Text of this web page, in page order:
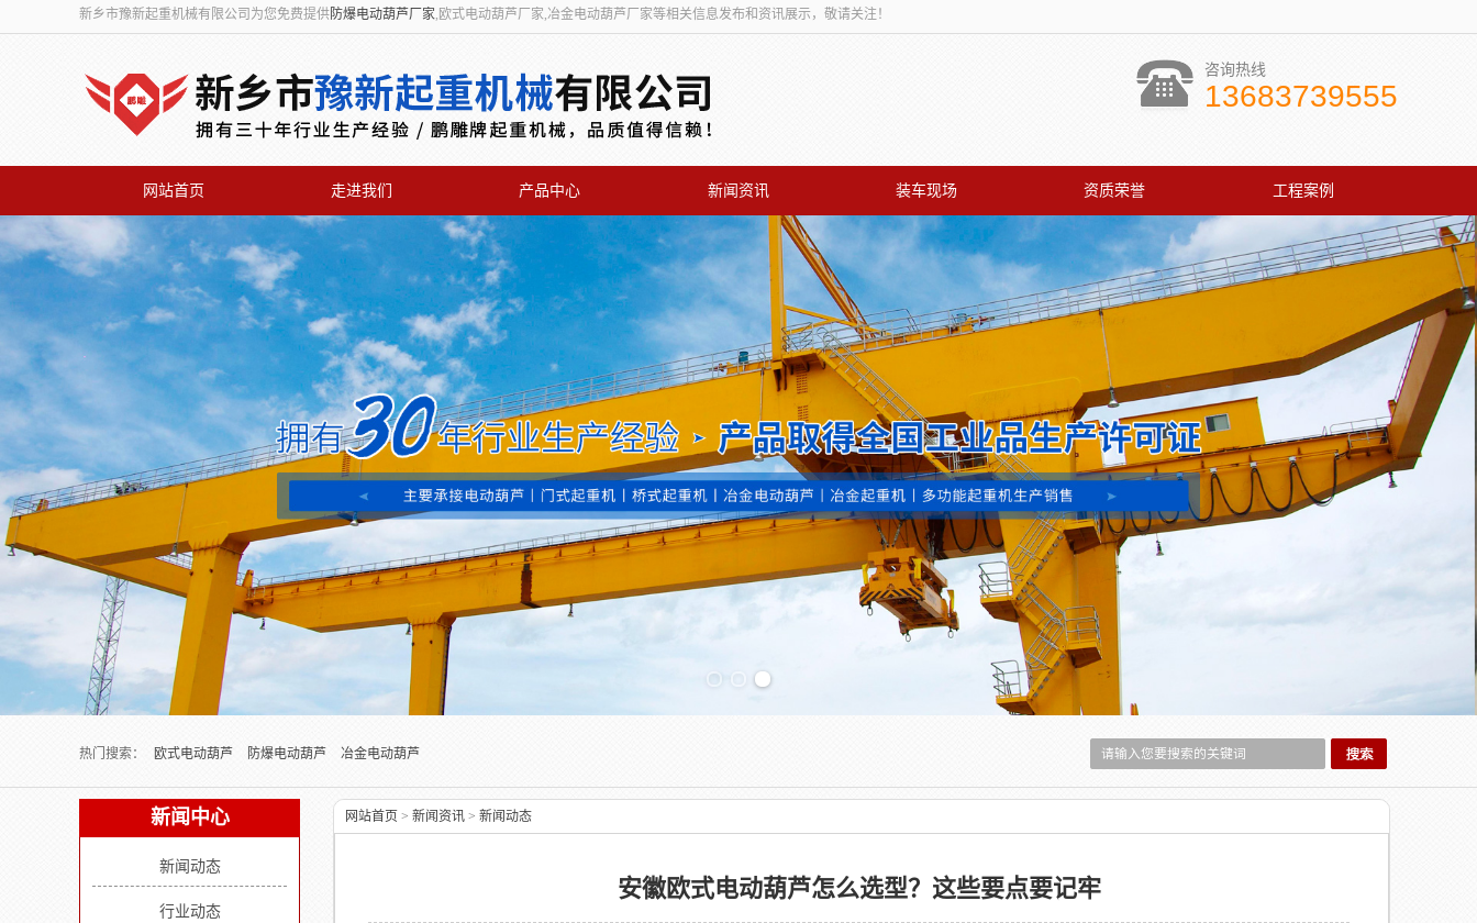
新乡市豫新起重机械有限公司为您免费提供防爆电动葫芦厂家,欧式电动葫芦厂家,冶金电动葫芦厂家等相关信息发布和资讯展示，敬请关注！
咨询热线
13683739555
网站首页 走进我们 产品中心 新闻资讯 装车现场 资质荣誉 工程案例
联系我们
热门搜索：
欧式电动葫芦 防爆电动葫芦 冶金电动葫芦
新闻中心
新闻动态
行业动态
网站首页 > 新闻资讯 > 新闻动态
安徽欧式电动葫芦怎么选型？这些要点要记牢